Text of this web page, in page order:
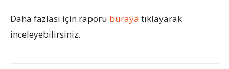
Daha fazlası için raporu buraya tıklayarak
inceleyebilirsiniz.